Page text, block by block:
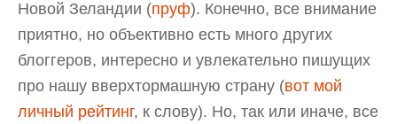
Новой Зеландии (пруф). Конечно, все внимание
приятно, но объективно есть много других
блоггеров, интересно и увлекательно пишущих
про нашу вверхтормашную страну (вот мой
личный рейтинг, к слову). Но, так или иначе, все